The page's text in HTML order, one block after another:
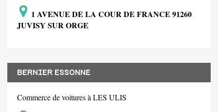
1 AVENUE DE LA COUR DE FRANCE 91260
JUVISY SUR ORGE
BERNIER ESSONNE
Commerce de voitures à LES ULIS